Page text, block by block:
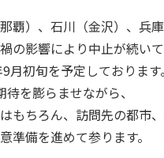
覇）、石川（金沢）、兵
の影響により中止が続いて
初旬を予定しております。
を膨らませながら、
もちろん、訪問先の都市
準備を進めて参ります。